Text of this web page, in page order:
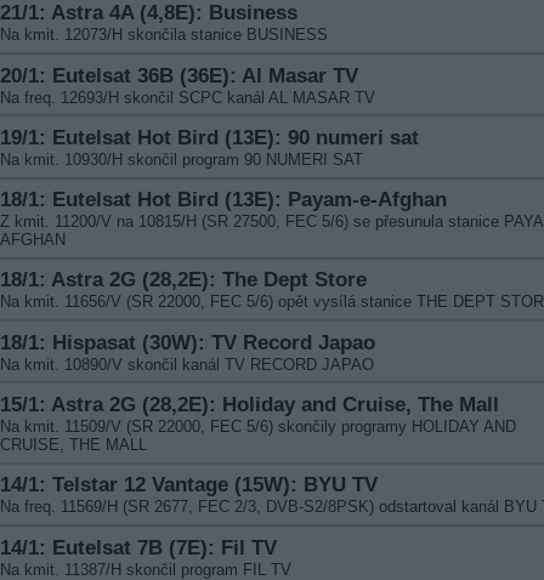
21/1: Astra 4A (4,8E): Business
Na kmit. 12073/H skončila stanice BUSINESS
20/1: Eutelsat 36B (36E): Al Masar TV
Na freq. 12693/H skončil SCPC kanál AL MASAR TV
19/1: Eutelsat Hot Bird (13E): 90 numeri sat
Na kmit. 10930/H skončil program 90 NUMERI SAT
18/1: Eutelsat Hot Bird (13E): Payam-e-Afghan
Z kmit. 11200/V na 10815/H (SR 27500, FEC 5/6) se přesunula stanice
AFGHAN
18/1: Astra 2G (28,2E): The Dept Store
Na kmit. 11656/V (SR 22000, FEC 5/6) opět vysílá stanice THE DEPT
18/1: Hispasat (30W): TV Record Japao
Na kmit. 10890/V skončil kanál TV RECORD JAPAO
15/1: Astra 2G (28,2E): Holiday and Cruise, The Mall
Na kmit. 11509/V (SR 22000, FEC 5/6) skončily programy HOLIDAY AND
CRUISE, THE MALL
14/1: Telstar 12 Vantage (15W): BYU TV
Na freq. 11569/H (SR 2677, FEC 2/3, DVB-S2/8PSK) odstartoval kanál BYU
14/1: Eutelsat 7B (7E): Fil TV
Na kmit. 11387/H skončil program FIL TV